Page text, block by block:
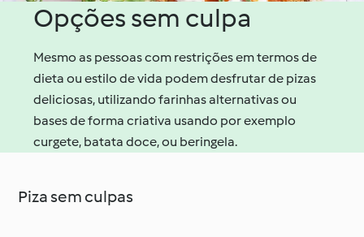
Opções sem culpa
Mesmo as pessoas com restrições em termos de
dieta ou estilo de vida podem desfrutar de pizas
deliciosas, utilizando farinhas alternativas ou
bases de forma criativa usando por exemplo
curgete, batata doce, ou beringela.
Piza sem culpas